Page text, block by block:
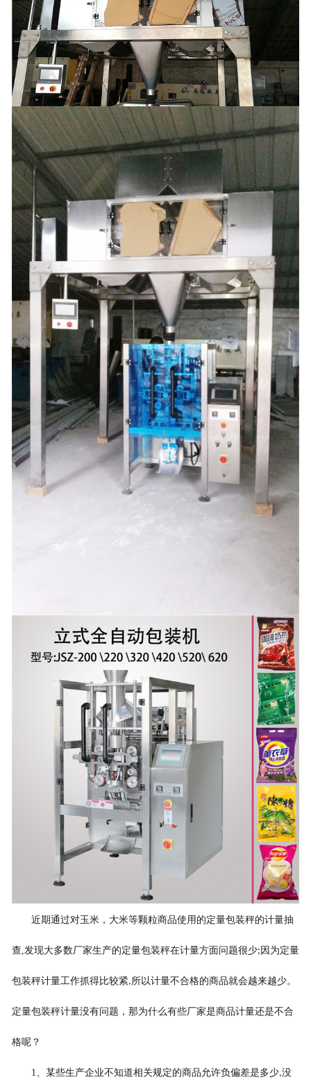
近期通过对玉米，大米等颗粒商品使用的定量包装秤的计量抽
查 发现大多数厂家生产的定量包装秤在计量方面问题很少;因为定量
包装秤计量工作抓得比较紧,所以计量不合格的商品就会越来越少。
定量包装秤计量没有问题，那为什么有些厂家是商品计量还是不合
格呢？
1 、某些生产企业不知道相关规定的商品允许负偏差是多少,没